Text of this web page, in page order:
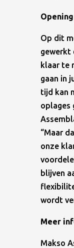
Op dit
gewerkt
klaar te
gaan in
tijd kan
oplages
“Maar
onze
blijven
wordt
Meer
Makso